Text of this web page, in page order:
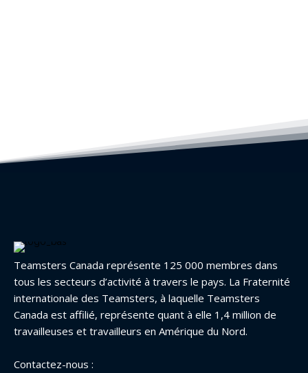
Teamsters Canada représente 125 000 membres dans
tous les secteurs d’activité à travers le pays. La Fraternité
internationale des Teamsters, à laquelle Teamsters
Canada est affilié, représente quant à elle 1,4 million de
travailleuses et travailleurs en Amérique du Nord.
Contactez-nous :